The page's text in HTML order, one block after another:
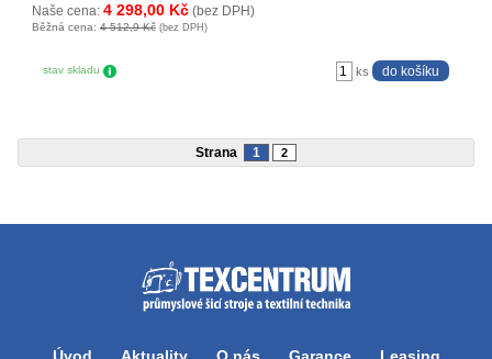
Naše cena: 4 298,00 Kč (bez DPH)
Běžná cena: 4 512,9 Kč (bez DPH)
stav skladu ks
Strana 1 2
Úvod Aktuality O nás Garance Leasing